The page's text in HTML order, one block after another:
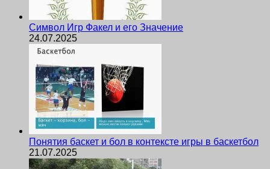
Символ Игр Факел и его Значение
24.07.2025
Понятия баскет и бол в контексте игры в баскетбол
21.07.2025